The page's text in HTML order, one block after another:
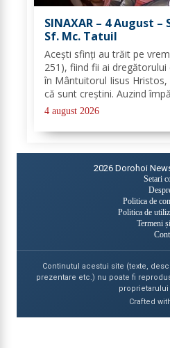
SINAXAR – 4 August
Sf. Mc. Tatuil
Aceşti sfinţi au trăit pe
251), fiind fii ai
în Mântuitorul Iisus
că sunt creştini. Auzind
mărturisitori ai lui Hristos,
faţa lui Deciu, cei...
4 august 2026
2026 Dorohoi
Setari
Politica de
Politica de
Termeni
Continutul acestui site (texte,
prezentare etc.) nu poate fi
Crafted